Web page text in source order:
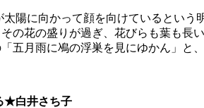
陽に向かって顔を向けているという
の花の盛りが過ぎ、花びらも葉も長
五月雨に鳰の浮巣を見にゆかん」と
白井さち子